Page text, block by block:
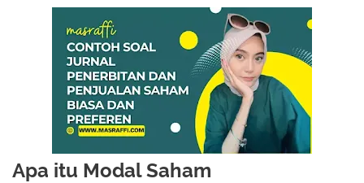
Apa itu Modal Saham